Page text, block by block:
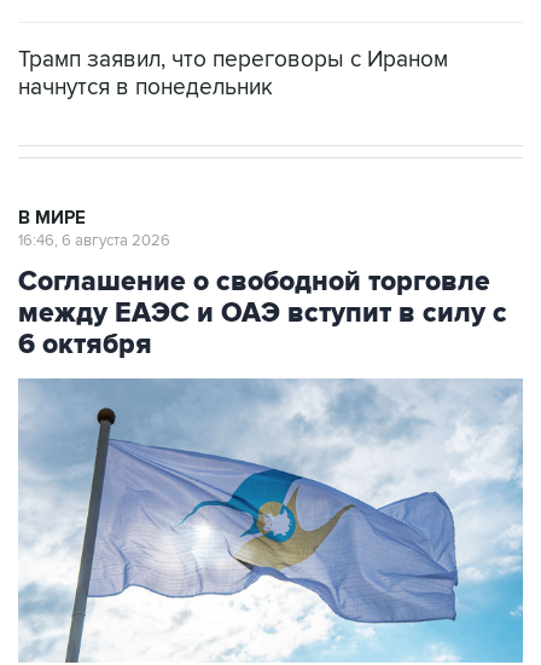
Трамп заявил, что переговоры с Ираном
начнутся в понедельник
В МИРЕ
16:46, 6 августа 2026
Соглашение о свободной торговле
между ЕАЭС и ОАЭ вступит в силу с
6 октября